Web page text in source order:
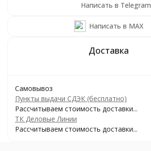
Написать в Telegram
Написать в MAX
Самовывоз
Пункты выдачи СДЭК (бесплатно)
Рассчитываем стоимость доставки...
ТК Деловые Линии
Рассчитываем стоимость доставки...